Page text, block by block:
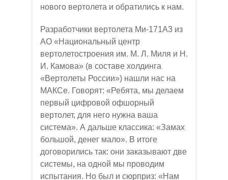
нового вертолета и обратились к нам.
Разработчики вертолета Ми-171А3 из
АО «Национальный центр
вертолетостроения им. М. Л. Миля и Н.
И. Камова» (в составе холдинга
«Вертолеты России») нашли нас на
МАКСе. Говорят: «Ребята, мы делаем
первый цифровой офшорный
вертолет, для него нужна ваша
система». А дальше классика: «Замах
большой, денег мало». В итоге
договорились так: они заказывают две
системы, на одной мы проводим
испытания. Но был и сюрприз: «Нам